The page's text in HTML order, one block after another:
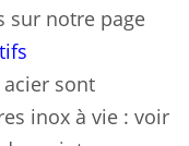
sur notre page
sont
inox à vie : voir